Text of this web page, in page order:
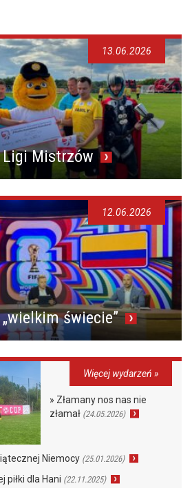
Ligi Mistrzów
13.06.2026
świecie”
12.06.2026
Więcej wydarzeń »
» Złamany nos nas nie
złamał (24.05.2026)
Niemocy (25.01.2026)
piłki dla Hani (22.11.2025)